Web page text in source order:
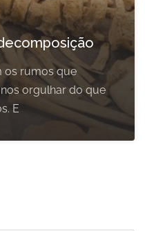
os rumos que
orgulhar do que
E